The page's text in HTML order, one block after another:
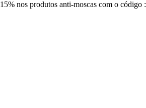
15% nos produtos anti-moscas com o código :